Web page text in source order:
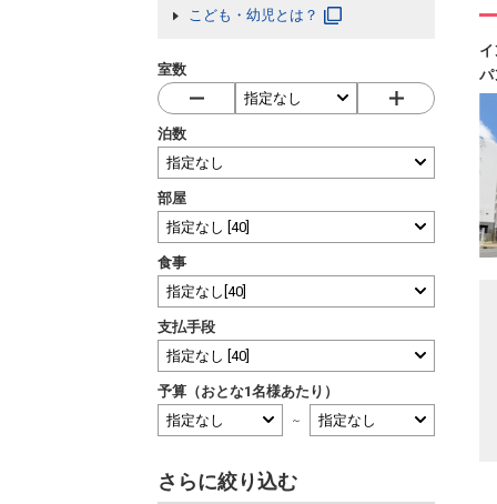
こども・幼児とは？
室数
泊数
部屋
食事
支払手段
予算（おとな1名様あたり）
～
さらに絞り込む
パ